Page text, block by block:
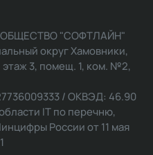
"СОФТЛАЙН"
округ Хамовники,
этаж 3, помещ. 1, ком. №2,
/ ОКВЭД: 46.90
IT по перечню,
России от 11 мая